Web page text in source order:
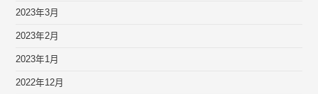
2023年3月
2023年2月
2023年1月
2022年12月